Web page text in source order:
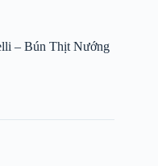
– Bún Thịt Nướng